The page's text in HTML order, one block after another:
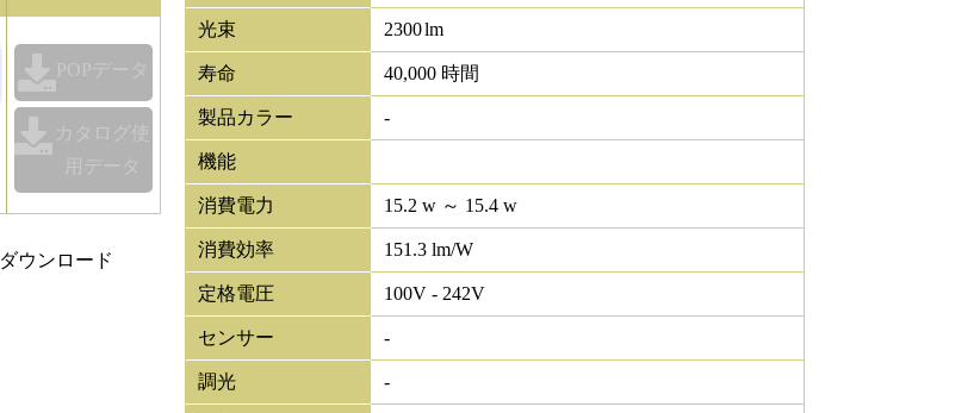
POPデータ
カタログ使
用データ
ダウンロード
光束 2300lm
寿命 40,000 時間
製品カラー -
機能
消費電力 15.2 w ～ 15.4 w
消費効率 151.3 lm/W
定格電圧 100V - 242V
センサー -
調光 -